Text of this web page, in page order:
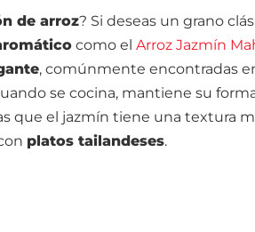
de arroz? Si deseas un grano
como el Arroz Jazmín
, comúnmente encontradas
se cocina, mantiene su
que el jazmín tiene una textura
platos tailandeses.